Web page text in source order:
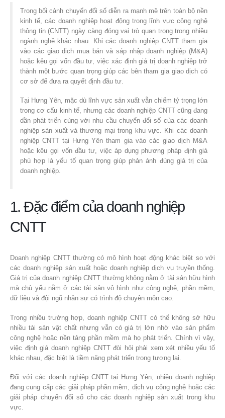
Trong bối cảnh chuyển đổi số diễn ra mạnh mẽ trên toàn bộ nền
kinh tế, các doanh nghiệp hoạt động trong lĩnh vực công nghệ
thông tin (CNTT) ngày càng đóng vai trò quan trọng trong nhiều
ngành nghề khác nhau. Khi các doanh nghiệp CNTT tham gia
vào các giao dịch mua bán và sáp nhập doanh nghiệp (M&A)
hoặc kêu gọi vốn đầu tư, việc xác định giá trị doanh nghiệp trở
thành một bước quan trọng giúp các bên tham gia giao dịch có
cơ sở để đưa ra quyết định đầu tư.
Tại Hưng Yên, mặc dù lĩnh vực sản xuất vẫn chiếm tỷ trọng lớn
trong cơ cấu kinh tế, nhưng các doanh nghiệp CNTT cũng đang
dần phát triển cùng với nhu cầu chuyển đổi số của các doanh
nghiệp sản xuất và thương mại trong khu vực. Khi các doanh
nghiệp CNTT tại Hưng Yên tham gia vào các giao dịch M&A
hoặc kêu gọi vốn đầu tư, việc áp dụng phương pháp định giá
phù hợp là yếu tố quan trọng giúp phản ánh đúng giá trị của
doanh nghiệp.
1. Đặc điểm của doanh nghiệp
CNTT
Doanh nghiệp CNTT thường có mô hình hoạt động khác biệt so với
các doanh nghiệp sản xuất hoặc doanh nghiệp dịch vụ truyền thống.
Giá trị của doanh nghiệp CNTT thường không nằm ở tài sản hữu hình
mà chủ yếu nằm ở các tài sản vô hình như công nghệ, phần mềm,
dữ liệu và đội ngũ nhân sự có trình độ chuyên môn cao.
Trong nhiều trường hợp, doanh nghiệp CNTT có thể không sở hữu
nhiều tài sản vật chất nhưng vẫn có giá trị lớn nhờ vào sản phẩm
công nghệ hoặc nền tảng phần mềm mà họ phát triển. Chính vì vậy,
việc định giá doanh nghiệp CNTT đòi hỏi phải xem xét nhiều yếu tố
khác nhau, đặc biệt là tiềm năng phát triển trong tương lai.
Đối với các doanh nghiệp CNTT tại Hưng Yên, nhiều doanh nghiệp
đang cung cấp các giải pháp phần mềm, dịch vụ công nghệ hoặc các
giải pháp chuyển đổi số cho các doanh nghiệp sản xuất trong khu
vực.